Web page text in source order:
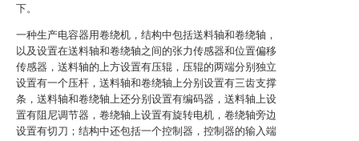
下。
一种生产电容器用卷绕机，结构中包括送料轴和卷绕轴，
以及设置在送料轴和卷绕轴之间的张力传感器和位置偏移
传感器，送料轴的上方设置有压辊，压辊的两端分别独立
设置有一个压杆，送料轴和卷绕轴上分别设置有三齿支撑
条，送料轴和卷绕轴上还分别设置有编码器，送料轴上设
置有阻尼调节器，卷绕轴上设置有旋转电机，卷绕轴旁边
设置有切刀；结构中还包括一个控制器，控制器的输入端